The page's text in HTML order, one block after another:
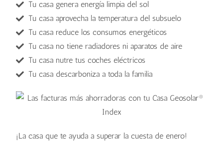
Tu casa genera energía limpia del sol
Tu casa aprovecha la temperatura del subsuelo
Tu casa reduce los consumos energéticos
Tu casa no tiene radiadores ni aparatos de aire
Tu casa nutre tus coches eléctricos
Tu casa descarboniza a toda la familia
¡La casa que te ayuda a superar la cuesta de enero!